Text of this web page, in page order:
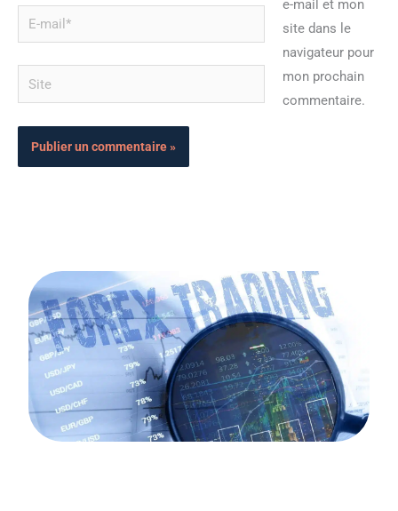
mail*
Site
e-mail et mon
site dans le
navigateur pour
mon prochain
commentaire.